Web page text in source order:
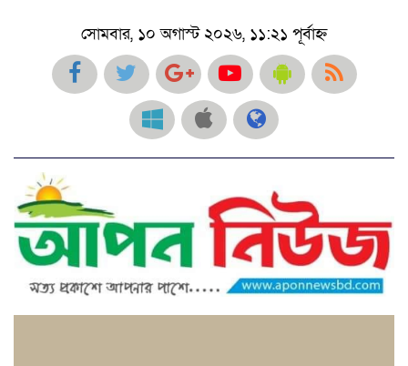
সোমবার, ১০ অগাস্ট ২০২৬, ১১:২১ পূর্বাহ্ন